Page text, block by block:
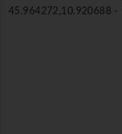
45.964272,10.920688 -